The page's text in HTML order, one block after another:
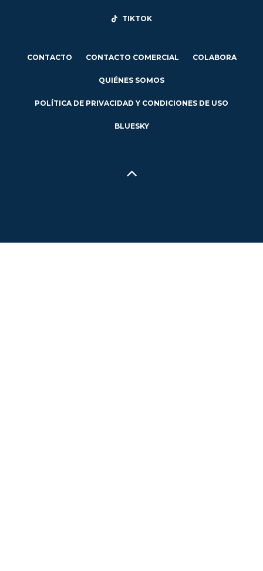
TIKTOK
CONTACTO CONTACTO COMERCIAL COLABORA
QUIÉNES SOMOS
POLÍTICA DE PRIVACIDAD Y CONDICIONES DE USO
BLUESKY